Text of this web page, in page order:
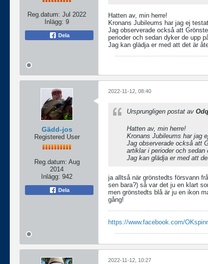
Reg.datum: Jul 2022
Inlägg: 9
Dela
Hatten av, min herre!
Kronans Jubileums har jag ej
Jag observerade också att
perioder och sedan dyker de upp
Jag kan glädja er med att det är
Gädd-jos
Registered User
Reg.datum: Aug
2014
Inlägg: 942
Dela
2022-11-12, 08:40
Ursprungligen postat av
Hatten av, min herre!
Kronans Jubileums har jag
Jag observerade också att
artiklar i perioder och
Jag kan glädja er med att
ja alltså när grönstedts försvann
sen bara?) så var det ju en klart
men grönstedts blå är ju en ikon
gång!
https://www.facebook.com/
2022-11-12, 10:27